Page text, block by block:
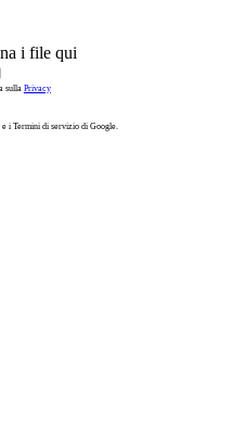
i file qui
sulla Privacy
i Termini di servizio di Google.